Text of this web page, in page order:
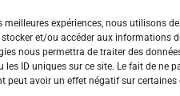
meilleures expériences, nous utilisons
et/ou accéder aux informations
nous permettra de traiter des
les ID uniques sur ce site. Le fait de ne
peut avoir un effet négatif sur